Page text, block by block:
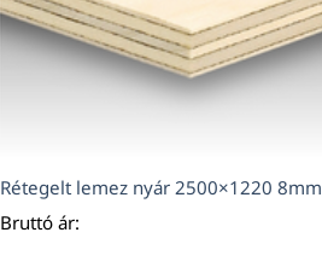
Rétegelt lemez nyár 2500×1220 8mm
Bruttó ár: